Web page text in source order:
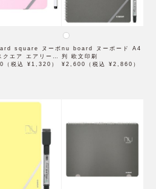
square ヌーボ
クエア エアリーピ
文印刷
（税込 ¥1,320）
nu board ヌーボード A4
判 欧文印刷
¥2,600（税込 ¥2,860）